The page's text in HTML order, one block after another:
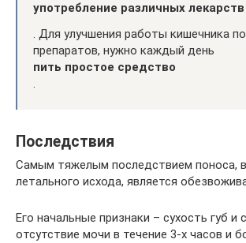
употребление различных лекарств
. Для улучшения работы кишечника
препаратов, нужно каждый день
пить простое средство
.
Последствия
Самым тяжелым последствием поноса,
летального исхода, является
Его начальные признаки – сухость губ и
отсутствие мочи в течение 3-х часов и